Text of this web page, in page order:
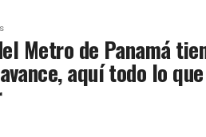
Metro de Panamá
aquí todo lo que